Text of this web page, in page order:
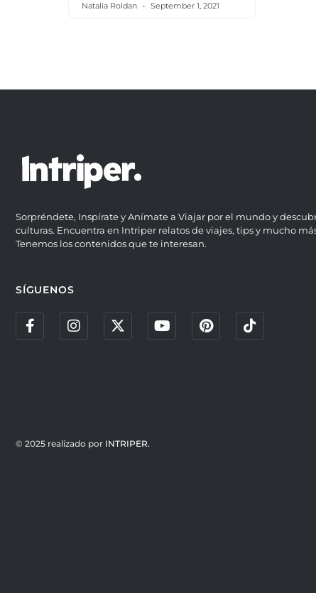
Natalia Roldan September 1, 2021
Sorpréndete, Inspírate y Anímate a Viajar por el mundo y
culturas. Encuentra en Intriper relatos de viajes, tips y mucho
Tenemos los contenidos que te interesan.
SÍGUENOS
© 2025 realizado por INTRIPER.